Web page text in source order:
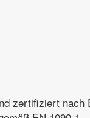
zertifiziert nach